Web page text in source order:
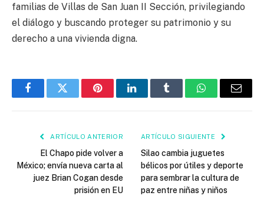
familias de Villas de San Juan II Sección, privilegiando
el diálogo y buscando proteger su patrimonio y su
derecho a una vivienda digna.
FacebookTwitter PinterestLinkedInTumblr WhatsAppEmail
ARTÍCULO ANTERIOR
El Chapo pide volver a
México; envía nueva carta al
juez Brian Cogan desde
prisión en EU
ARTÍCULO SIGUIENTE
Silao cambia juguetes
bélicos por útiles y deporte
para sembrar la cultura de
paz entre niñas y niños